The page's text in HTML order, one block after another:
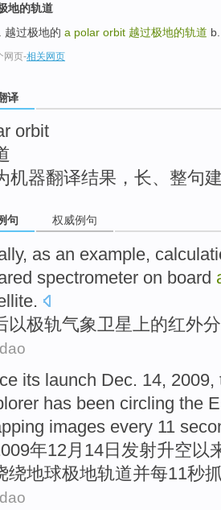
地的轨道
越过极地的 a polar orbit 越过极地的轨道
网页-相关网页
译
orbit
机器翻译结果，长、整句
句 权威例句
, as an example,
spectrometer on board
.
以极轨气象卫星上的红外
its launch Dec. 14, 2009,
has been circling the
images every 11
年12 月 14日 发射升空以
绕地球极地轨道并每11秒